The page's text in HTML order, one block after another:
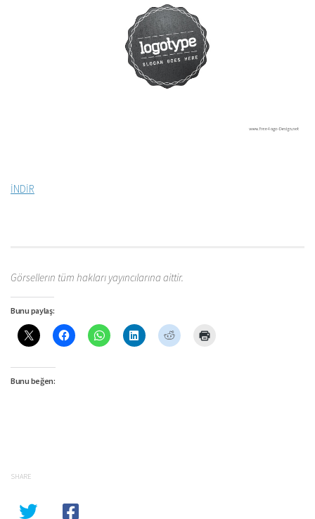
İNDİR
Görsellerın tüm hakları yayıncılarına aittir.
Bunu paylaş:
Bunu beğen:
SHARE